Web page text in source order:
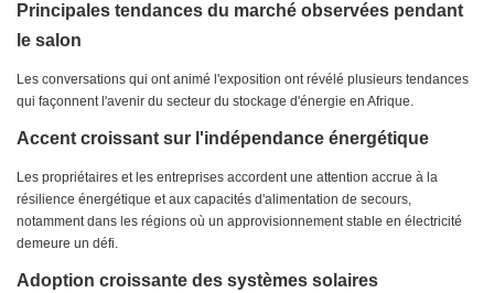
Principales tendances du marché observées pendant
le salon
Les conversations qui ont animé l'exposition ont révélé plusieurs tendances
qui façonnent l'avenir du secteur du stockage d'énergie en Afrique.
Accent croissant sur l'indépendance énergétique
Les propriétaires et les entreprises accordent une attention accrue à la
résilience énergétique et aux capacités d'alimentation de secours,
notamment dans les régions où un approvisionnement stable en électricité
demeure un défi.
Adoption croissante des systèmes solaires